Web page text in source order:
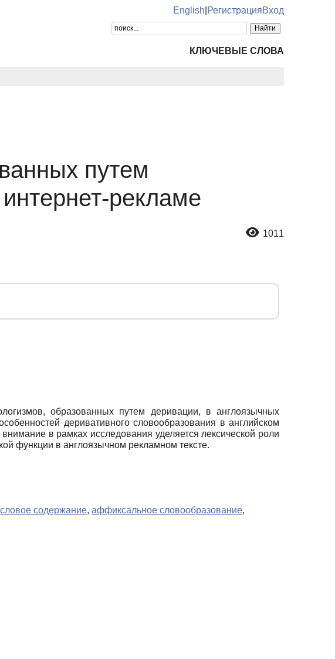
English РегистрацияВход
КЛЮЧЕВЫЕ СЛОВА
путем
рекламе
1011
образованных путем деривации, в англоязычных
деривативного словообразования в английском
в рамках исследования уделяется лексической роли
функции в англоязычном рекламном тексте.
содержание, аффиксальное словообразование,